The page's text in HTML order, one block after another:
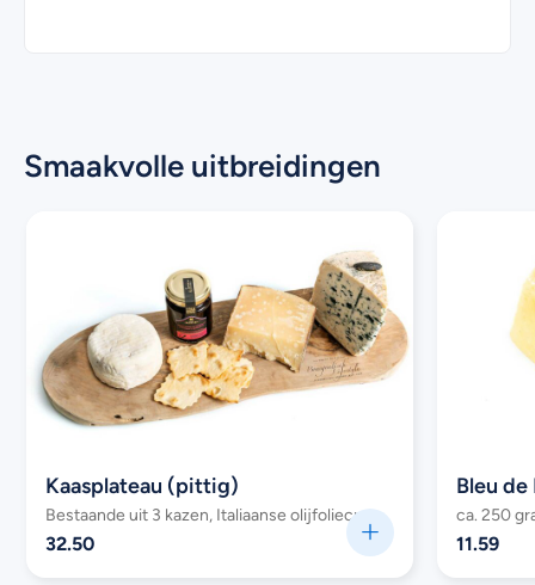
Smaakvolle uitbreidingen
Kaasplateau (pittig)
Bestaande uit 3 kazen, Italiaanse olijfoliecrackers en confiture
32.50
Bleu de
ca. 250
11.59